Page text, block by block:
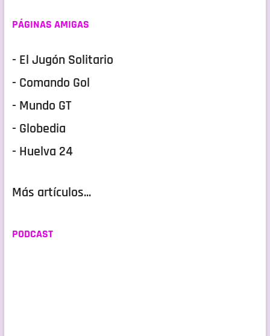
PÁGINAS AMIGAS
- El Jugón Solitario
- Comando Gol
- Mundo GT
- Globedia
- Huelva 24
Más artículos...
PODCAST